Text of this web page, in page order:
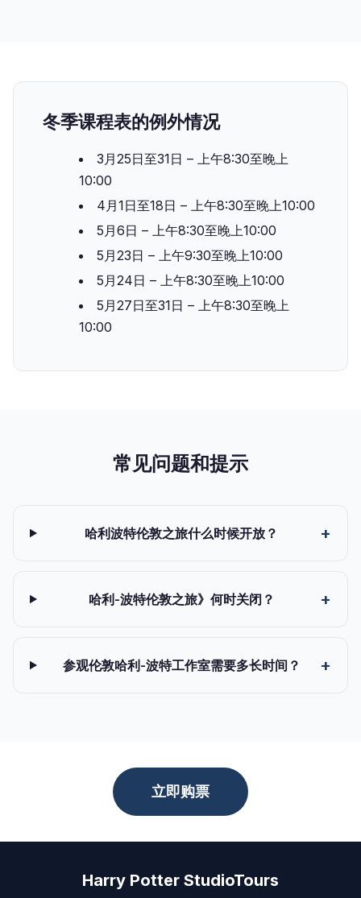
冬季课程表的例外情况
3月25日至31日 – 上午8:30至晚上
10:00
4月1日至18日 – 上午8:30至晚上10:00
5月6日 – 上午8:30至晚上10:00
5月23日 – 上午9:30至晚上10:00
5月24日 – 上午8:30至晚上10:00
5月27日至31日 – 上午8:30至晚上
10:00
常见问题和提示
哈利波特伦敦之旅什么时候开放？
哈利-波特伦敦之旅》何时关闭？
参观伦敦哈利-波特工作室需要多长时间？
立即购票
Harry Potter StudioTours